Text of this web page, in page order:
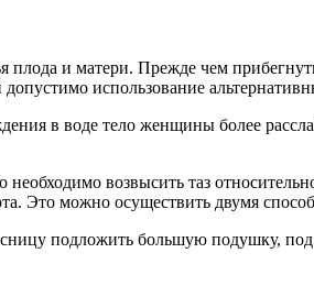
и матери. Прежде чем
использование
в воде тело женщины более
возвысить таз
Это можно осуществить двумя
подложить большую подушку,